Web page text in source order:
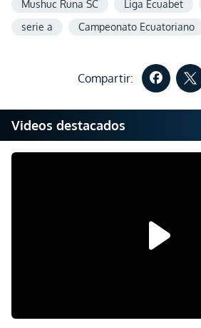
Mushuc Runa SC Liga Ecuabet
serie a
Campeonato Ecuatoriano
Compartir:
Videos destacados